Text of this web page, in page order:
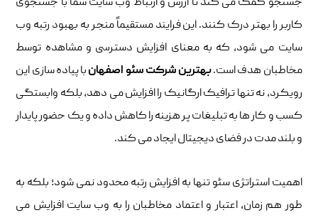
کاربر را بهتر درک کنند. این فرایند مستقیماً منجر به بهبود رتبه وب‌
سایت می‌ شود، که به معنای افزایش دسترسی و مشاهده توسط
مخاطبان هدف است.بهترین شرکت سئو اصفهانبا پیاده‌ سازی این
رویکرد، نه تنها ترافیک ارگانیک را افزایش می‌ دهد، بلکه وابستگی
کسب ‌و کار ها به تبلیغات پر هزینه را کاهش داده و یک حضور پایدار
و بلند مدت در فضای دیجیتال ایجاد می‌ کند.
اهمیت استراتژی سئو تنها به افزایش رتبه محدود نمی ‌شود؛ بلکه به‌
طور هم ‌زمان، اعتبار و اعتماد مخاطبان را به وب ‌سایت افزایش می